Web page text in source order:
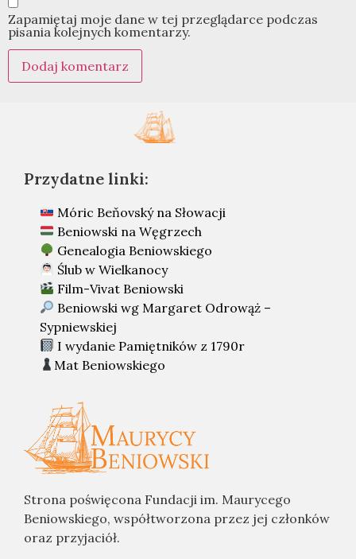
Zapamiętaj moje dane w tej przeglądarce podczas
pisania kolejnych komentarzy.
Strona poświęcona Fundacji im. Maurycego
Beniowskiego, współtworzona przez jej członków
oraz przyjaciół.
Przydatne linki:
Móric Beňovský na Słowacji
Beniowski na Węgrzech
Genealogia Beniowskiego
Ślub w Wielkanocy
Film-Vivat Beniowski
Beniowski wg Margaret Odrowąż –
Sypniewskiej
I wydanie Pamiętników z 1790r
Mat Beniowskiego